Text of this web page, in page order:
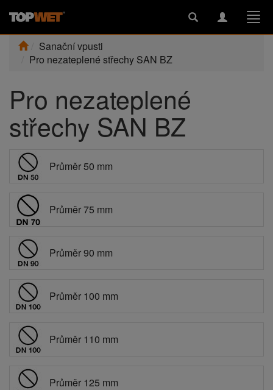
Toggle
Toggle
Sanační vpusti
Pro nezateplené střechy SAN BZ
Pro nezateplené
střechy SAN BZ
Průměr 50 mm
Průměr 75 mm
Průměr 90 mm
Průměr 100 mm
Průměr 110 mm
Průměr 125 mm